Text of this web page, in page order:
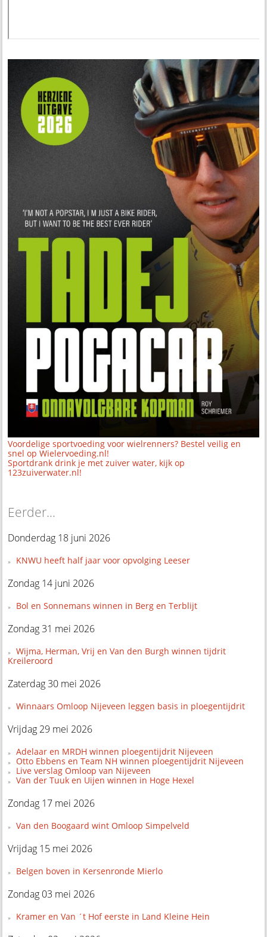
Voordelige sportvoeding voor wielrenners? Bestel veilig en
snel op Wielervoeding.nl!
Sportdrank drink je met zuiver water, kijk op
123zuiverwater.nl!
Eerder...
Donderdag 18 juni 2026
KNWU heeft half jaar voor opvolging Leeser
Zondag 14 juni 2026
Bol en Sonnemans winnen in Berg en Terblijt
Zondag 31 mei 2026
Wijma, Herman, Vrij en Van den Burgh winnen tijdrit
Kreileroord
Zaterdag 30 mei 2026
Winnaars Omloop Nijeveen leggen basis in ploegentijdrit
Vrijdag 29 mei 2026
Adelaar en MRDH winnen ploegentijdrit Nijeveen
Otto Ebbens en Team NH winnen ploegentijdrit Nijeveen
Live verslag Omloop van Nijeveen
Van der Tuuk en Uijen winnen in Hoge Hexel
Zondag 17 mei 2026
Van den Boogaard wint Omloop Simpelveld
Vrijdag 15 mei 2026
Belgen boven in Kersenronde Mierlo
Zondag 03 mei 2026
Kramer en Van ´t Hof eerste in Land Kleine Hein